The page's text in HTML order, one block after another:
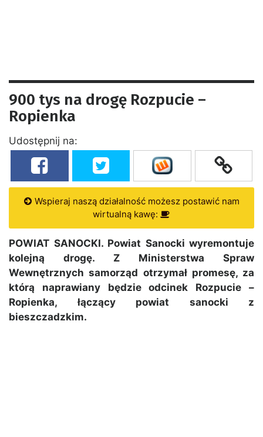
900 tys na drogę Rozpucie –
Ropienka
Udostępnij na:
Wspieraj naszą działalność możesz postawić nam
wirtualną kawę:
POWIAT SANOCKI. Powiat Sanocki wyremontuje
kolejną drogę. Z Ministerstwa Spraw
Wewnętrznych samorząd otrzymał promesę, za
którą naprawiany będzie odcinek Rozpucie –
Ropienka, łączący powiat sanocki z
bieszczadzkim.